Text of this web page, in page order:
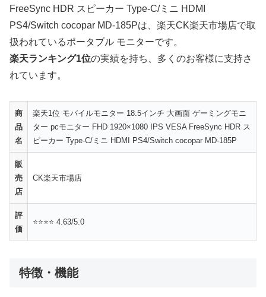
FreeSync HDR スピーカー Type-C/ミニ HDMI
PS4/Switch cocopar MD-185Pは、楽天CK楽天市場店で取
扱われているポータブル モニターです。
楽天ランキング1位の実績を持ち、多くのお客様に支持さ
れています。
商
品
名
楽天1位 モバイルモニター 18.5インチ 大画面 ゲーミングモニ
ター pcモニター FHD 1920×1080 IPS VESA FreeSync HDR ス
ピーカー Type-C/ミニ HDMI PS4/Switch cocopar MD-185P
販
売
店
CK楽天市場店
評
価
⭐⭐⭐⭐ 4.63/5.0
特徴・機能